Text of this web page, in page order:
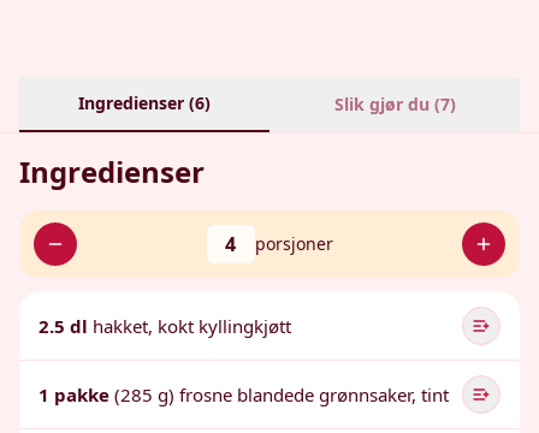
Ingredienser (6) Slik gjør du (7)
Ingredienser
4 porsjoner
2.5 dl hakket, kokt kyllingkjøtt
1 pakke (285 g) frosne blandede grønnsaker, tint